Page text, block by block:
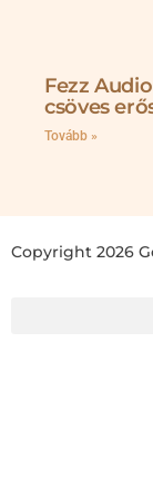
Fezz
csöves
Tovább »
Copyright 2026